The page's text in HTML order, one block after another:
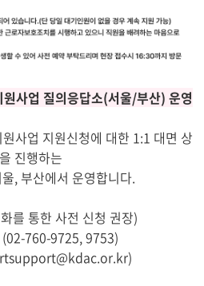
사업 질의응답소(서울/부산) 운영
사업 지원신청에 대한 1:1 대면 상
진행하는
, 부산에서 운영합니다.
를 통한 사전 신청 권장)
760-9725, 9753)